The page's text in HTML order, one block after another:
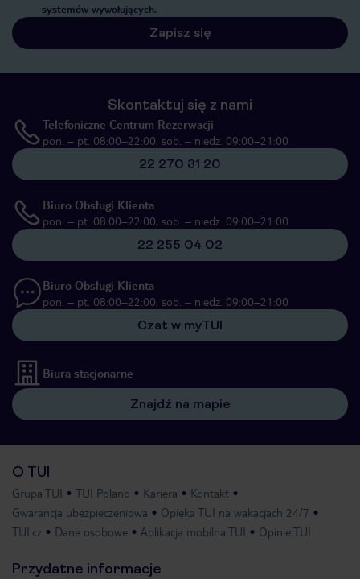
systemów wywołujących.
Zapisz się
Skontaktuj się z nami
Telefoniczne Centrum Rezerwacji
pon. – pt. 08:00–22:00, sob. – niedz. 09:00–21:00
22 270 31 20
Biuro Obsługi Klienta
pon. – pt. 08:00–22:00, sob. – niedz. 09:00–21:00
22 255 04 02
Biuro Obsługi Klienta
pon. – pt. 08:00–22:00, sob. – niedz. 09:00–21:00
Czat w myTUI
Biura stacjonarne
Znajdź na mapie
O TUI
Grupa TUI TUI Poland Kariera
Kontakt
Gwarancja ubezpieczeniowa
Opieka TUI na wakacjach 24/7
TUI.cz
Dane osobowe Aplikacja mobilna TUI Opinie TUI
Przydatne informacje